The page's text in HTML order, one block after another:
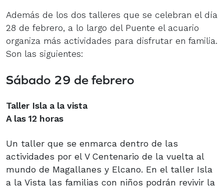
Además de los dos talleres que se celebran el día
28 de febrero, a lo largo del Puente el acuario
organiza más actividades para disfrutar en familia.
Son las siguientes:
Sábado 29 de febrero
Taller Isla a la vista
A las 12 horas
Un taller que se enmarca dentro de las
actividades por el V Centenario de la vuelta al
mundo de Magallanes y Elcano. En el taller Isla
a la Vista las familias con niños podrán revivir la